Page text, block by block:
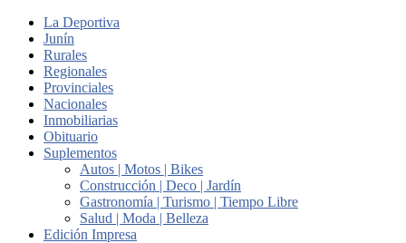
La Deportiva
Junín
Rurales
Regionales
Provinciales
Nacionales
Inmobiliarias
Obituario
Suplementos
Autos | Motos | Bikes
Construcción | Deco | Jardín
Gastronomía | Turismo | Tiempo Libre
Salud | Moda | Belleza
Edición Impresa